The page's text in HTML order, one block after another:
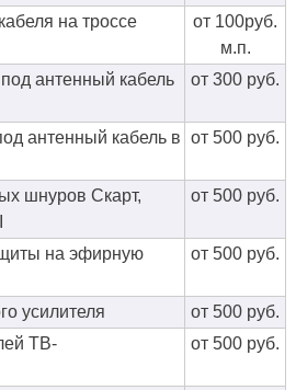
на троссе
от 100руб.
м.п.
антенный кабель
от 300 руб.
антенный кабель в от 500 руб.
шнуров Скарт,
от 500 руб.
на эфирную
от 500 руб.
усилителя
от 500 руб.
ТВ-
от 500 руб.